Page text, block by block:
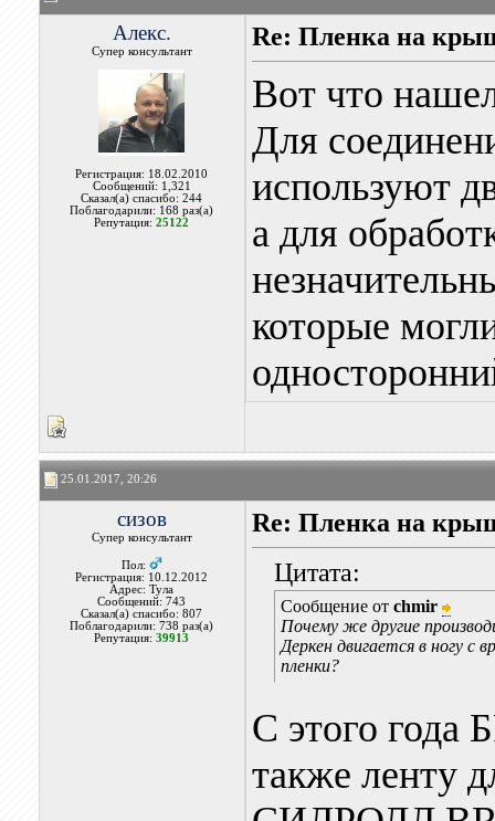
Алекс.
Супер консультант
Регистрация: 18.02.2010
Сообщений: 1,321
Сказал(а) спасибо: 244
Поблагодарили: 168 раз(а)
Репутация:25122
Re: Пленка на
Вот что
Для
используют
а для
которые
25.01.2017, 20:26
сизов
Супер консультант
Пол:
Регистрация: 10.12.2012
Адрес: Тула
Сообщений: 743
Сказал(а) спасибо: 807
Поблагодарили: 738 раз(а)
Репутация:39913
Re: Пленка на
Цитата:
Сообщение от chmir
Почему же другие
Деркен двигается в ногу
пленки?
С этого года
также ленту